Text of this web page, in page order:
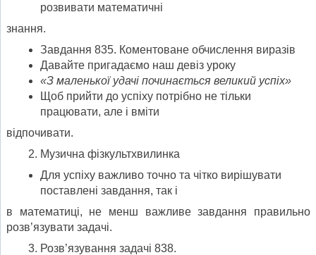
розвивати математичні
знання.
Завдання 835. Коментоване обчислення виразів
Давайте пригадаємо наш девіз уроку
«З маленької удачі починається великий успіх»
Щоб прийти до успіху потрібно не тільки
працювати, але і вміти
відпочивати.
Музична фізкультхвилинка
Для успіху важливо точно та чітко вирішувати
поставлені завдання, так і
в математиці, не менш важливе завдання правильно
розв’язувати задачі.
Розв’язування задачі 838.